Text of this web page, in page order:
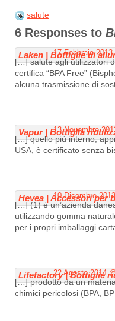
salute
6 Responses to
Laken | Bottiglie di
17 Febbraio 2013
[…] salute agli utilizzatori
certifica “BPA Free”
alcuna trasmissione di
Vapur | Bottiglia
13 Novembre
[…] quello più interno,
USA, è certificato senza
Hevea | Accessori per
10 Dicembre
[…] (1) è un’azienda
utilizzando gomma
per i propri imballaggi
Lifefactory | Bottiglie
22 Agosto 2014
[…] prodotto da un
chimici pericolosi (BPA,